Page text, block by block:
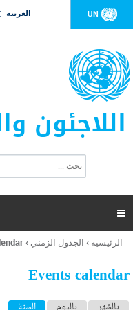
UN العربية
اللاجئون
ت
ر
ل
ح
ب

أنت
هنا
الرئيسية › الجدول الزمني ›
Events calendar